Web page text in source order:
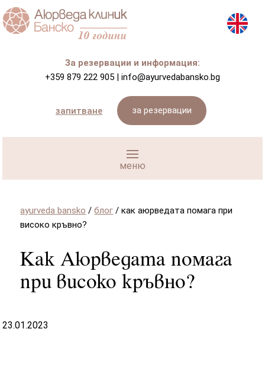
За резервации и информация:
+359 879 222 905 | info@ayurvedabansko.bg
запитване за резервации
ayurveda bansko /блог /как аюрведата помага при
високо кръвно?
Как Аюрведата помага
при високо кръвно?
23.01.2023